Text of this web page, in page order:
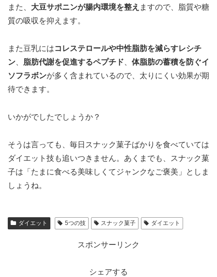
また、 大豆サポニンが腸内環境を整え ますので、脂質や糖
質の吸収を抑えます。
また豆乳にはコレステロールや中性脂肪を減らすレシチ
ン
脂肪代謝を促進するペプチド
体脂肪の蓄積を防ぐイ
ソフラボンが多く含まれているので、太りにくい効果が期
待できます。
いかがでしたでしょうか？
そうは言っても、毎日スナック菓子ばかりを食べていては
ダイエット技も追いつきません。あくまでも、スナック菓
子は「たまに食べる美味しくてジャンクなご褒美」としま
しょうね。
ダイエット 5つの技 スナック菓子 ダイエット
スポンサーリンク
シェアする